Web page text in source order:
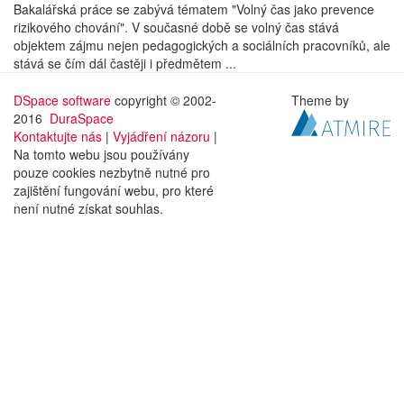
Bakalářská práce se zabývá tématem "Volný čas jako prevence
rizikového chování". V současné době se volný čas stává
objektem zájmu nejen pedagogických a sociálních pracovníků, ale
stává se čím dál častěji i předmětem ...
DSpace software copyright © 2002-
2016 DuraSpace
Kontaktujte nás | Vyjádření názoru |
Na tomto webu jsou používány
pouze cookies nezbytně nutné pro
zajištění fungování webu, pro které
není nutné získat souhlas.
Theme by